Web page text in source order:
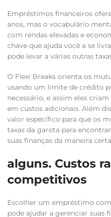
Empréstimos financeiros
anos, mas o vocabulário
com rendas elevadas e
chave que ajuda você a se
pode levar a várias outras
O Flexi Breaks orienta os
usando um limite de crédito
necessário, e assim eles
em custos adicionais. Além
valor específico para que os
taxas da garota para
suas finanças da maneira
alguns. Custos
competitivos
Escolher um empréstimo
pode ajudar a gerenciar suas